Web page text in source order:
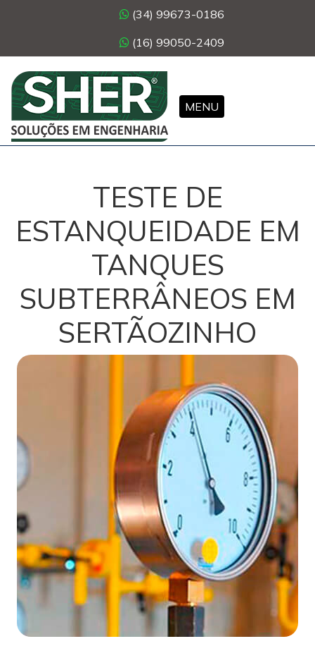
(34) 99673-0186
(16) 99050-2409
MENU
TESTE DE
ESTANQUEIDADE EM
TANQUES
SUBTERRÂNEOS EM
SERTÃOZINHO